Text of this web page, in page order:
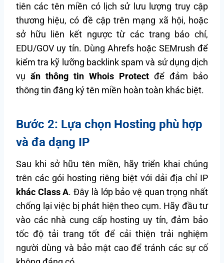
tiên các tên miền có lịch sử lưu lượng truy cập
thương hiệu, có đề cập trên mạng xã hội, hoặc
sở hữu liên kết ngược từ các trang báo chí,
EDU/GOV uy tín. Dùng Ahrefs hoặc SEMrush để
kiểm tra kỹ lưỡng backlink spam và sử dụng dịch
vụ ẩn thông tin Whois Protect để đảm bảo
thông tin đăng ký tên miền hoàn toàn khác biệt.
Bước 2: Lựa chọn Hosting phù hợp
và đa dạng IP
Sau khi sở hữu tên miền, hãy triển khai chúng
trên các gói hosting riêng biệt với dải địa chỉ IP
khác Class A. Đây là lớp bảo vệ quan trọng nhất
chống lại việc bị phát hiện theo cụm. Hãy đầu tư
vào các nhà cung cấp hosting uy tín, đảm bảo
tốc độ tải trang tốt để cải thiện trải nghiệm
người dùng và bảo mật cao để tránh các sự cố